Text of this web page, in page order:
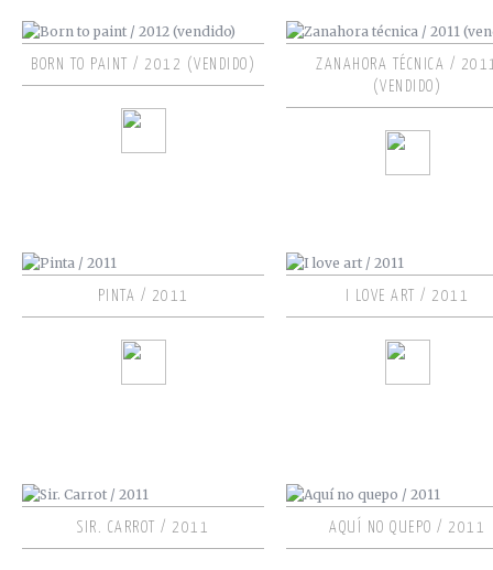
BORN TO PAINT / 2012 (VENDIDO)
ZANAHORA TÉCNICA /
(VENDIDO)
PINTA / 2011 I LOVE ART / 2011
SIR. CARROT / 2011 AQUÍ NO QUEPO / 2011